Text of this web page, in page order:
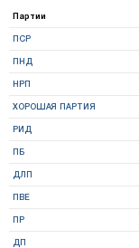
Партии
ПСР
ПНД
НРП
ХОРОШАЯ ПАРТИЯ
РИД
ПБ
ДЛП
ПВЕ
ПР
ДП